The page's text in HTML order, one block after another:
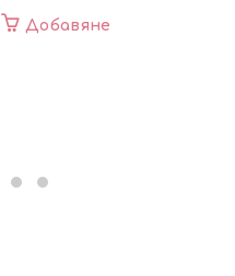
was:
е:
Добавяне